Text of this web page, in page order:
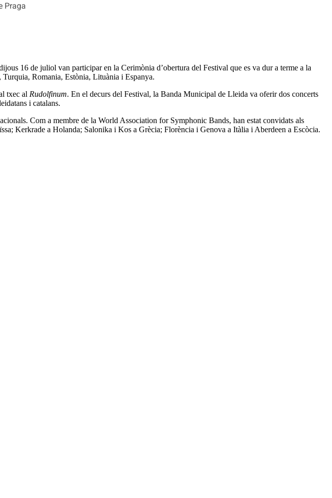
Praga
16 de juliol van participar en la Cerimònia d’obertura del Festival que es va dur a terme a la
Romania, Estònia, Lituània i Espanya.
txec al Rudolfinum. En el decurs del Festival, la Banda Municipal de Lleida va oferir dos concerts
i catalans.
Com a membre de la World Association for Symphonic Bands, han estat convidats als
Kerkrade a Holanda; Salonika i Kos a Grècia; Florència i Genova a Itàlia i Aberdeen a Escòcia.